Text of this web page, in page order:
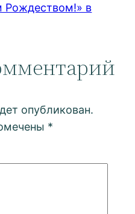
Рождеством!» в
опубликован.
*